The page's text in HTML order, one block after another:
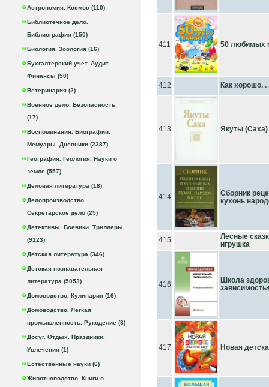
Астрономия. Космос (110)
Библиотечное дело.
Библиография (150)
Биология. Зоология (16)
Бухгалтерский учет. Аудит.
Финансы (50)
Ветеринария (2)
Военное дело. Безопасность
(17)
Воспоминания. Биографии.
Мемуары. Дневники (2387)
География. Геология. Науки о
земле (557)
Деловая литература (18)
Делопроизводство.
Секретарское дело (25)
Детективы. Боевики. Триллеры
(9123)
Детская литература (346)
Детская познавательная
литература (5053)
Домоводство. Кулинария (16)
Домоводство. Легкая
промышленность. Рукоделие (8)
Досуг. Отдых. Праздники.
Увлечения (1)
Естественные науки (6)
Животноводство. Книги о
411 50 любимых
412 Как хорошо.
413 Якуты (Саха)
414
Сборник
кухонь
415
Лесные
игрушка
416
Школа
417 Новая